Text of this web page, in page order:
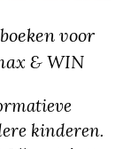
voor
& WIN
kinderen.